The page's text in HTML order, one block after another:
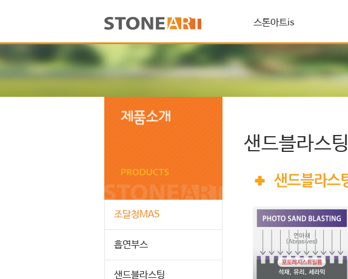
스톤아트is
조달청MAS
흡연부스
샌드블라스팅
샌드블라스팅